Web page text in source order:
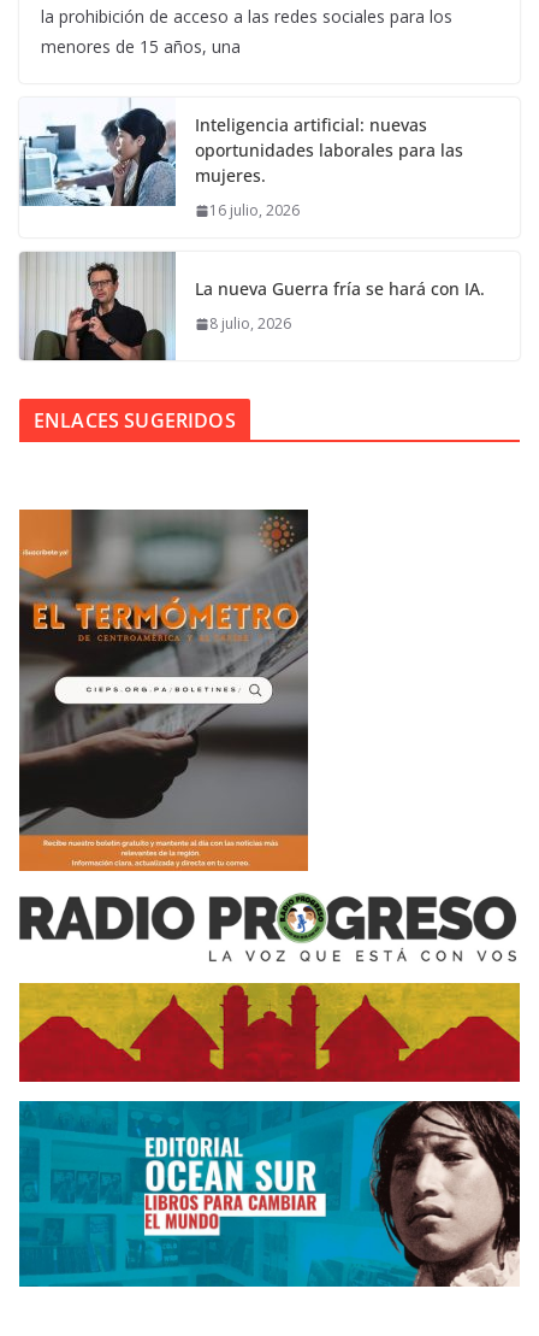
la prohibición de acceso a las redes sociales para los
menores de 15 años, una
Inteligencia artificial: nuevas
oportunidades laborales para las
mujeres.
16 julio, 2026
La nueva Guerra fría se hará con IA.
8 julio, 2026
ENLACES SUGERIDOS